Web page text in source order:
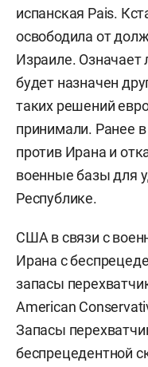
испанская Pais.
освободила от
Израиле. Означает
будет назначен
таких решений
принимали. Ранее
против Ирана и
военные базы для
Республике.
США в связи с
Ирана с
запасы
American
Запасы
беспрецедентной